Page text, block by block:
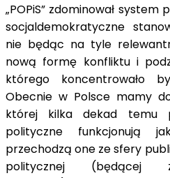
„POPiS” zdominował
socjaldemokratyczne
nie będąc na tyle
nową formę konfliktu i
którego koncentrowało
Obecnie w Polsce mamy
której kilka dekad temu
polityczne funkcjonują
przechodzą one ze sfery
politycznej (będącej